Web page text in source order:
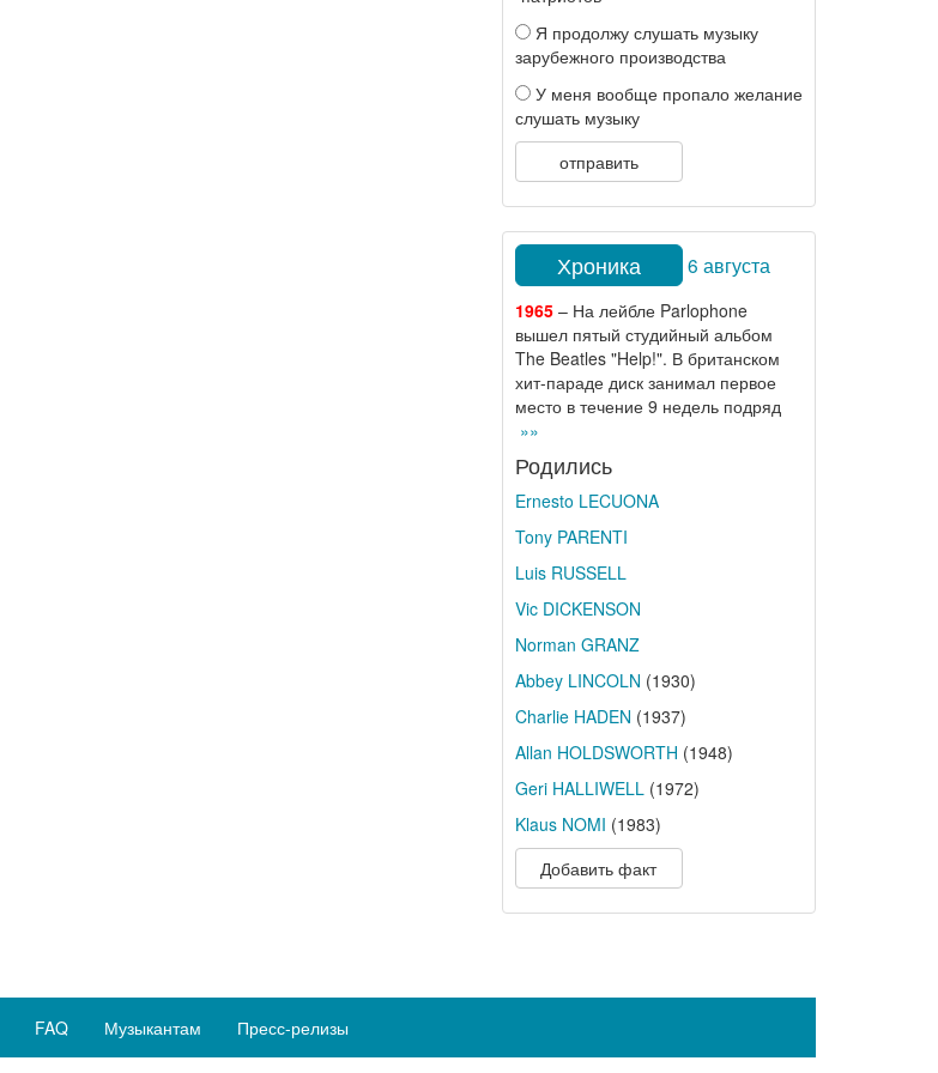
Я продолжу слушать музыку
зарубежного производства
У меня вообще пропало желание
слушать музыку
отправить
Хроника 6 августа
1965– На лейбле Parlophone
вышел пятый студийный альбом
The Beatles "Help!". В британском
хит-параде диск занимал первое
место в течение 9 недель подряд
»»
Родились
Ernesto LECUONA
Tony PARENTI
Luis RUSSELL
Vic DICKENSON
Norman GRANZ
Abbey LINCOLN (1930)
Charlie HADEN (1937)
Allan HOLDSWORTH (1948)
Geri HALLIWELL(1972)
Klaus NOMI (1983)
Добавить факт
FAQ Музыкантам Пресс-релизы